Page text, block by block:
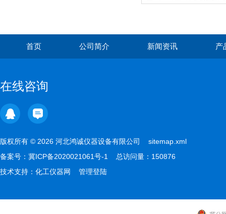
首页 公司简介 新闻资讯 产
在线咨询
版权所有 © 2026 河北鸿诚仪器设备有限公司 sitemap.xml
备案号： 冀ICP备2020021061号-1
总访问量：150876
技术支持： 化工仪器网 管理登陆